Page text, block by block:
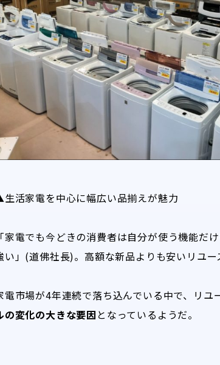
活家電を中心に幅広い品揃えが魅力
「家電でも今どきの消費者は自分が使う機能だ
い」(道佛社長)。高額な新品よりも安いリユー
電市場が4年連続で落ち込んでいる中で、リユ
の変化の大きな要因 となっているようだ。